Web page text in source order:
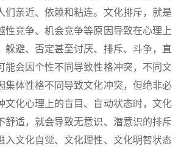
们亲近、依赖和粘连。文化排斥，就是
性竞争、机会竞争等原因导致在心理上
躲避、否定甚至讨厌、排斥、斗争，直
能会因个性不同导致性格冲突，不同文
集体性格不同导致文化冲突，但绝非必
文化心理上的盲目、盲动状态时，文化
舒适，就会导致无意识、潜意识的排斥
入文化自觉、文化理性、文化明智状态